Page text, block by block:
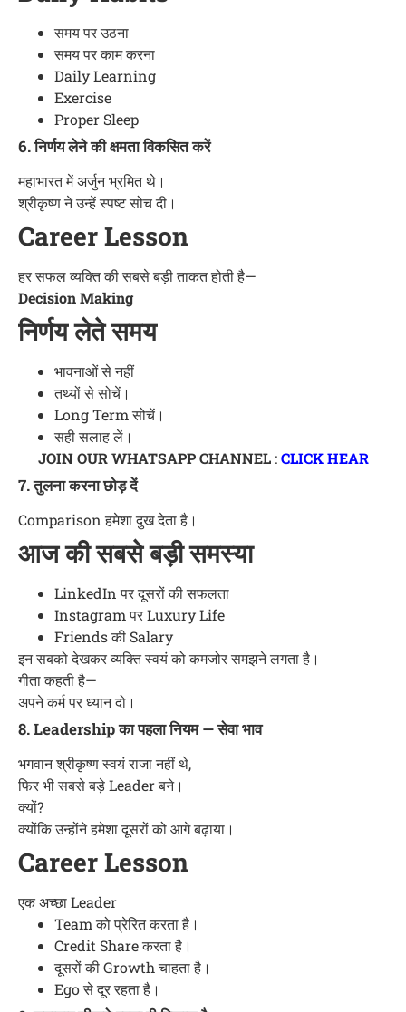
समय पर उठना
समय पर काम करना
Daily Learning
Exercise
Proper Sleep
6. निर्णय लेने की क्षमता विकसित करें
महाभारत में अर्जुन भ्रमित थे।
श्रीकृष्ण ने उन्हें स्पष्ट सोच दी।
Career Lesson
हर सफल व्यक्ति की सबसे बड़ी ताकत होती है—
Decision Making
निर्णय लेते समय
भावनाओं से नहीं
तथ्यों से सोचें।
Long Term सोचें।
सही सलाह लें।
JOIN OUR WHATSAPP CHANNEL:CLICK HEAR
7. तुलना करना छोड़ दें
Comparison हमेशा दुख देता है।
आज की सबसे बड़ी समस्या
LinkedIn पर दूसरों की सफलता
Instagram पर Luxury Life
Friends की Salary
इन सबको देखकर व्यक्ति स्वयं को कमजोर समझने लगता है।
गीता कहती है—
अपने कर्म पर ध्यान दो।
8. Leadership का पहला नियम — सेवा भाव
भगवान श्रीकृष्ण स्वयं राजा नहीं थे,
फिर भी सबसे बड़े Leader बने।
क्यों?
क्योंकि उन्होंने हमेशा दूसरों को आगे बढ़ाया।
Career Lesson
एक अच्छा Leader
Team को प्रेरित करता है।
Credit Share करता है।
दूसरों की Growth चाहता है।
Ego से दूर रहता है।